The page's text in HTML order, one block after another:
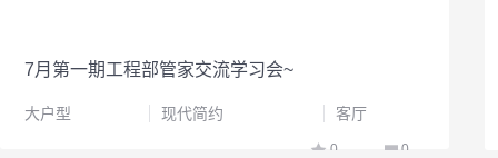
7月第一期工程部管家交流学习会~
大户型 现代简约 客厅
0 0